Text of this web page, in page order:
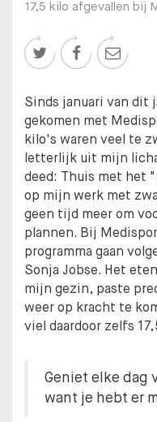
17,5 kilo afgevallen bij
  
Sinds januari van dit
gekomen met
kilo's waren veel te
letterlijk uit mijn
deed: Thuis met het
op mijn werk met
geen tijd meer om
plannen. Bij
programma gaan
Sonja Jobse. Het
mijn gezin, paste
weer op kracht te
viel daardoor zelfs
Geniet elke dag
want je hebt er